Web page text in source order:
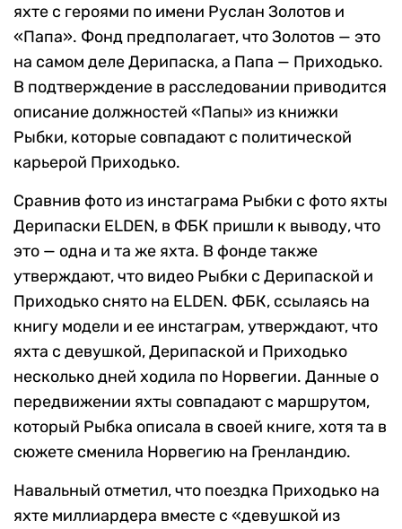
яхте с героями по имени Руслан Золотов и
«Папа». Фонд предполагает, что Золотов — это
на самом деле Дерипаска, а Папа — Приходько.
В подтверждение в расследовании приводится
описание должностей «Папы» из книжки
Рыбки, которые совпадают с политической
карьерой Приходько.
Сравнив фото из инстаграма Рыбки с фото яхты
Дерипаски ELDEN, в ФБК пришли к выводу, что
это — одна и та же яхта. В фонде также
утверждают, что видео Рыбки с Дерипаской и
Приходько снято на ELDEN. ФБК, ссылаясь на
книгу модели и ее инстаграм, утверждают, что
яхта с девушкой, Дерипаской и Приходько
несколько дней ходила по Норвегии. Данные о
передвижении яхты совпадают с маршрутом,
который Рыбка описала в своей книге, хотя та в
сюжете сменила Норвегию на Гренландию.
Навальный отметил, что поездка Приходько на
яхте миллиардера вместе с «девушкой из